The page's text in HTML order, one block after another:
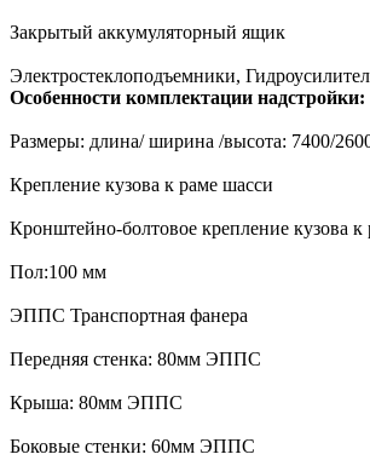
Закрытый аккумуляторный ящик
Электростеклоподъемники,
Особенности комплектации надстройки:
Размеры: длина/ ширина /высота: 7400/
Крепление кузова к раме шасси
Кронштейно-болтовое крепление кузова к
Пол:100 мм
ЭППС Транспортная фанера
Передняя стенка: 80мм ЭППС
Крыша: 80мм ЭППС
Боковые стенки: 60мм ЭППС